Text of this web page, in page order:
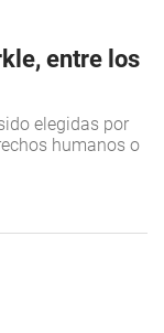
entre los
elegidas por
humanos o